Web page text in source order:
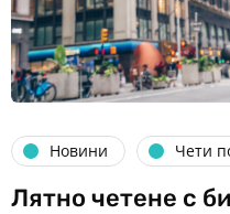
Новини Чети
Лятно четене с